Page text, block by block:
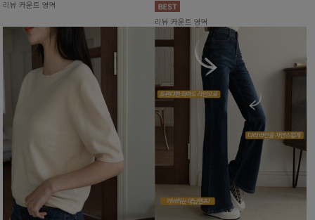
리뷰 카운트 영역
리뷰 카운트 영역